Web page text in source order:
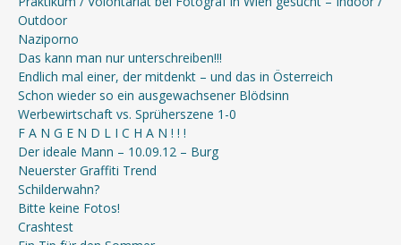
Outdoor
Naziporno
Das kann man nur unterschreiben!!!
Endlich mal einer, der mitdenkt – und das in Österreich
Schon wieder so ein ausgewachsener Blödsinn
Werbewirtschaft vs. Sprüherszene 1-0
F A N G E N D L I C H A N ! ! !
Der ideale Mann – 10.09.12 – Burg
Neuerster Graffiti Trend
Schilderwahn?
Bitte keine Fotos!
Crashtest